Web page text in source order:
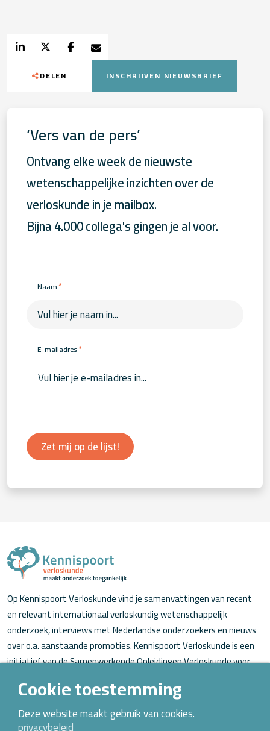
DELEN INSCHRIJVEN NIEUWSBRIEF
‘Vers van de pers’
Ontvang elke week de nieuwste
wetenschappelijke inzichten over de
verloskunde in je mailbox.
Bijna 4.000 collega's gingen je al voor.
Naam*
E-mailadres*
Zet mij op de lijst!
Op Kennispoort Verloskunde vind je samenvattingen van recent
en relevant internationaal verloskundig wetenschappelijk
onderzoek, interviews met Nederlandse onderzoekers en nieuws
over o.a. aanstaande promoties. Kennispoort Verloskunde is een
initiatief van de Samenwerkende Opleidingen Verloskunde voor
Over Kennispoort Verloskunde
Cookie toestemming
Deze website maakt gebruik van cookies.